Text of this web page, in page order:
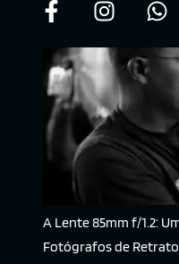
A Lente 85mm f/1.2:
Fotógrafos de Retrato